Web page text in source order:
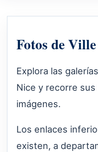
Fotos de
Explora las
Nice y recorre
imágenes.
Los enlaces
existen, a